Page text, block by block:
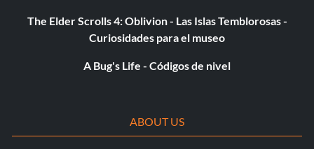
The Elder Scrolls 4: Oblivion - Las Islas Temblorosas -
Curiosidades para el museo
A Bug's Life - Códigos de nivel
ABOUT US